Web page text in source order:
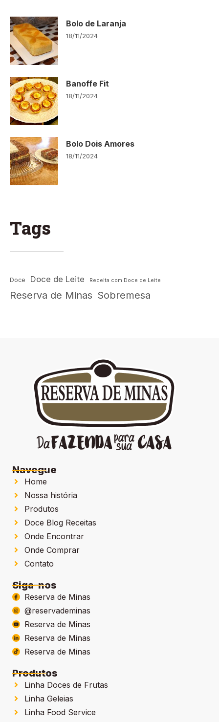
Bolo de Laranja
18/11/2024
Banoffe Fit
18/11/2024
Bolo Dois Amores
18/11/2024
Tags
Doce Doce de Leite Receita com Doce de Leite
Reserva de Minas Sobremesa
Navegue
Home
Nossa história
Produtos
Doce Blog Receitas
Onde Encontrar
Onde Comprar
Contato
Siga-nos
Reserva de Minas
@reservademinas
Reserva de Minas
Reserva de Minas
Reserva de Minas
Produtos
Linha Doces de Frutas
Linha Geleias
Linha Food Service